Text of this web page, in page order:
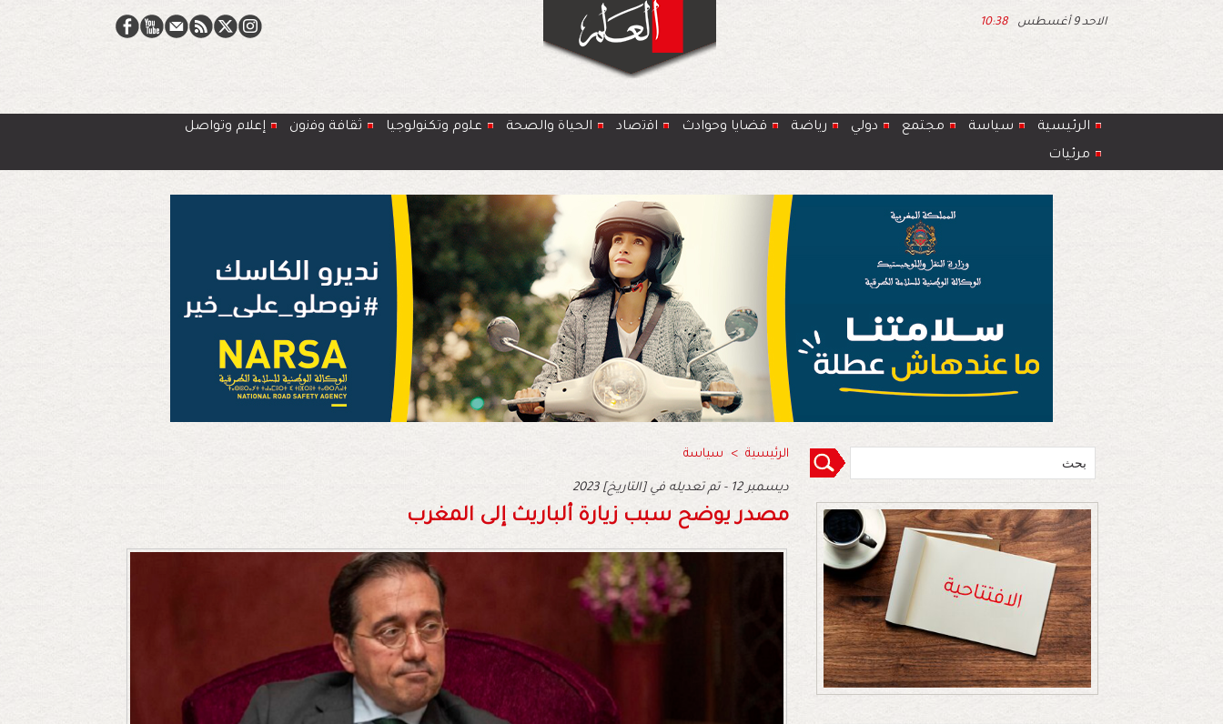
الاحد 9 أغسطس 10:38
الرئيسية سياسة مجتمع دولي رياضة قضايا وحوادث اﻗﺗﺻﺎد الحياة والصحة ﻋﻠوم وتكنولوجيا ﺛﻘﺎﻓﺔ وﻓﻧون
إعلام وتواصل
مرئيات
الرئيسية > سياسة
2023 ديسمبر 12 - تم تعديله في [التاريخ]
مصدر يوضح سبب زيارة ألباريث إلى المغرب